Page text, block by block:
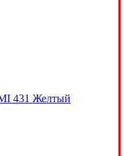
431 Желтый